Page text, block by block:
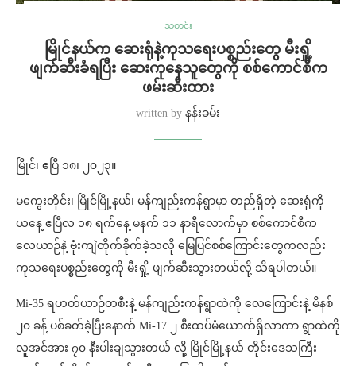
သတင်း
မြိုင်နယ်က ဆေးရုံနဲ့ကုသရေးပစ္စည်းတွေ မီးရှို့
ဖျက်ဆီးခံရပြီး ဆေးကုနေသူတွေကို စစ်ကောင်စီက
ဖမ်းဆီးထား
written by နန်းခမ်း
မြိုင်၊ ဧပြီ ၁၈၊ ၂၀၂၃။
မကွေးတိုင်း၊ မြိုင်မြို့နယ်၊ မန်ကျည်းကန်ရွာမှာ တည်ရှိတဲ့ ဆေးရုံကို
ယနေ့ ဧပြီလ ၁၈ ရက်နေ့ မနက် ၁၁ နာရီလောက်မှာ စစ်ကောင်စီက
လေယာဉ်နဲ့ ဗုံးကျဲတိုက်ခိုက်ခဲ့သလို မြေပြင်စစ်ကြောင်းတွေကလည်း
ကုသရေးပစ္စည်းတွေကို မီးရှို့ ဖျက်ဆီးသွားတယ်လို့ သိရပါတယ်။
Mi-35 ရဟတ်ယာဉ်တစီးနဲ့ မန်ကျည်းကန်ရွာထဲကို လေကြောင်းနဲ့ မိနစ်
၂၀ ခန့် ပစ်ခတ်ခဲ့ပြီးနောက် Mi-17 ၂ စီးထပ်မံယောက်ရှိလာကာ ရွာထဲကို
လူအင်အား ၇၀ နီးပါးချသွားတယ် လို့ မြိုင်မြို့နယ် တိုင်းဒေသကြီး